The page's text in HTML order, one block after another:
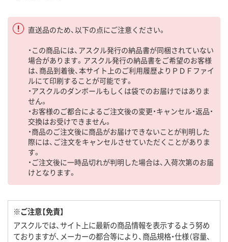
直送品のため、以下の点にご注意ください。
・この商品には、アスクル発行の納品書が同梱されていない
場合があります。アスクル発行の納品書をご希望のお客様
は、商品到着後、本サイト上のご利用履歴よりＰＤＦファイ
ルにて印刷することが可能です。
・アスクルのダンボールもしくは袋でのお届けではありま
せん。
・お客様のご都合によるご注文後の変更・キャンセル・返品・
交換はお受けできません。
・商品のご注文後に商品がお届けできないことが判明した
際には、ご注文をキャンセルさせていただくことがありま
す。
・ご注文後に一時品切れが判明した場合は、入荷次第のお届
けとなります。
※ご注意【免責】
アスクルでは、サイト上に最新の商品情報を表示するよう努め
ておりますが、メーカーの都合等により、商品規格・仕様（容量、